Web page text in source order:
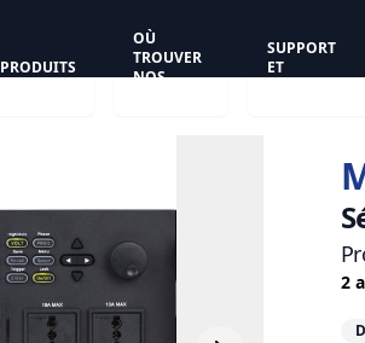
PRODUITS
OÙ
TROUVER
NOS
SUPPORT
ET
2